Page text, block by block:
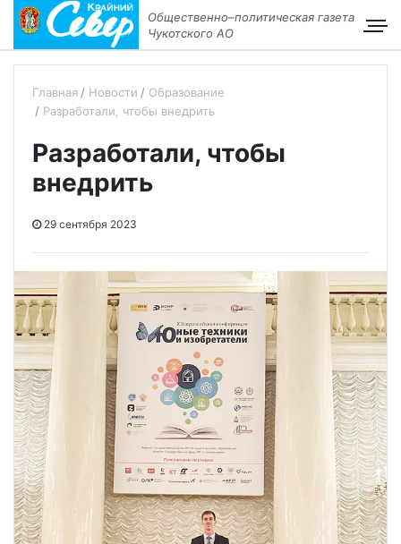
Общественно–политическая газета
Чукотского АО
Главная Новости
Образование
Разработали, чтобы внедрить
Разработали, чтобы
внедрить
29 сентября 2023